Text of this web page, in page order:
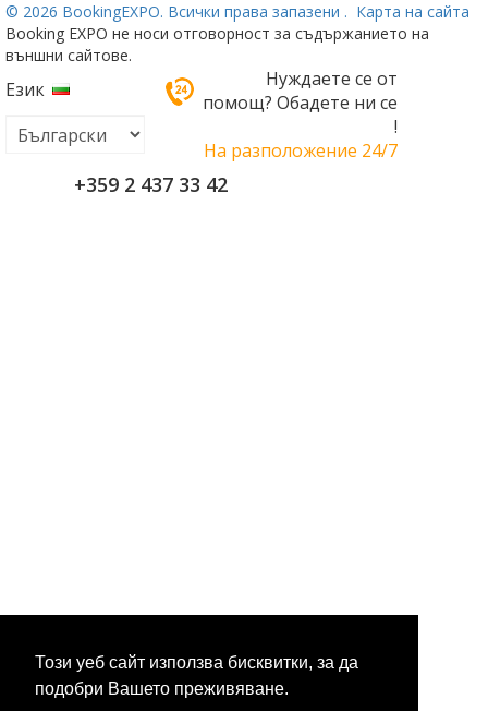
Този уеб сайт използва бисквитки, за да
подобри Вашето преживяване.
© 2026 BookingEXPO. Всички права запазени . Карта на сайта
Booking EXPO не носи отговорност за съдържанието на
външни сайтове.
Език
Нуждаете се от
помощ? Обадете ни се
!
На разположение 24/7
+359 2 437 33 42